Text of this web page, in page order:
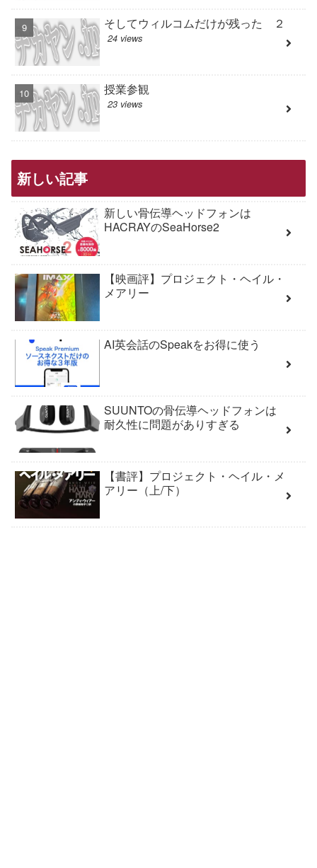
そしてウィルコムだけが残った ２
24 views
授業参観
23 views
新しい記事
新しい骨伝導ヘッドフォンは
HACRAYのSeaHorse2
【映画評】プロジェクト・ヘイル・
メアリー
AI英会話のSpeakをお得に使う
SUUNTOの骨伝導ヘッドフォンは
耐久性に問題がありすぎる
【書評】プロジェクト・ヘイル・メ
アリー（上/下）